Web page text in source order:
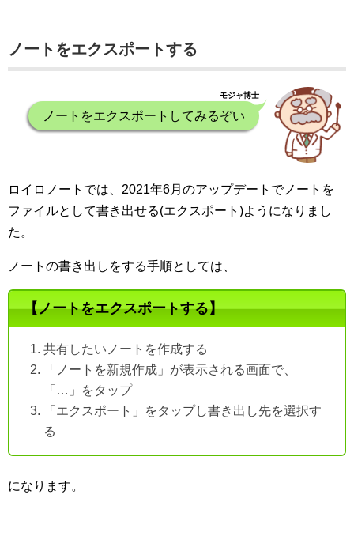
ノートをエクスポートする
モジャ博士
ノートをエクスポートしてみるぞい
ロイロノートでは、2021年6月のアップデートでノートを
ファイルとして書き出せる(エクスポート)ようになりまし
た。
ノートの書き出しをする手順としては、
【ノートをエクスポートする】
共有したいノートを作成する
「ノートを新規作成」が表示される画面で、
「…」をタップ
「エクスポート」をタップし書き出し先を選択す
る
になります。